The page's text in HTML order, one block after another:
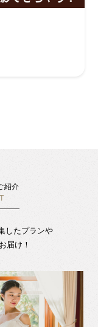
紹介
したプランや
届け！